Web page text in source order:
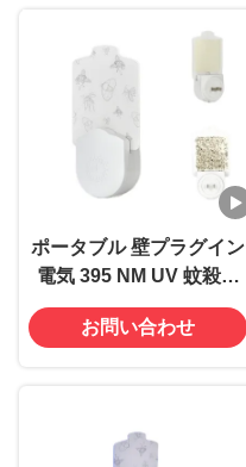
ポータブル 壁プラグイン
電気 395 NM UV 蚊殺し
ランプ 飛ぶ昆虫 捕獲殺し
お問い合わせ